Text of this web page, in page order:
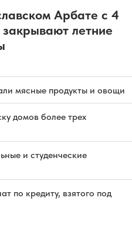
Арбате с 4
закрывают летние
мясные продукты и овощи
домов более трех
и студенческие
по кредиту, взятого под